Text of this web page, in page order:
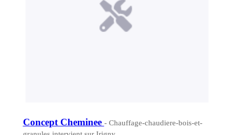
Concept Cheminee - Chauffage-chaudiere-bois-et-